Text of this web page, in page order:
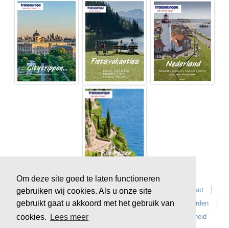
Om deze site goed te laten functioneren
gebruiken wij cookies. Als u onze site
gebruikt gaat u akkoord met het gebruik van
cookies.
Lees meer
Home Over Transeurope Vacatures
Contact
Vragen?
Reiskantoren Extras
Reisvoorwaarden
Reisverzekeringen
Duurzaamheid